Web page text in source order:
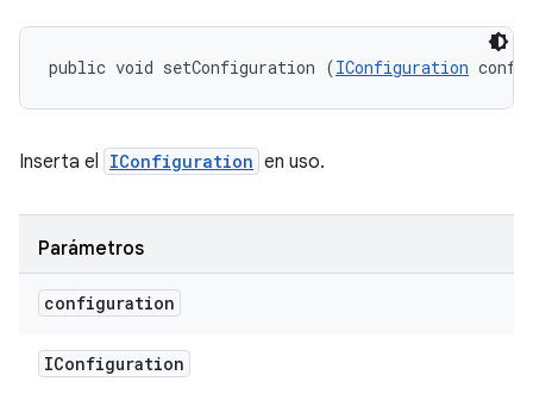
public void setConfiguration (IConfiguration
Inserta el IConfiguration en uso.
Parámetros
configuration
IConfiguration